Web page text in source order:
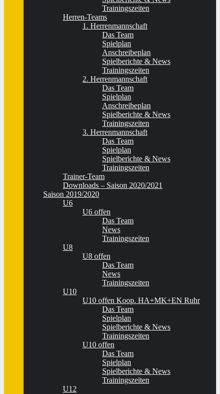
Trainingszeiten
Herren-Teams
1. Herrenmannschaft
Das Team
Spielplan
Anschreibeplan
Spielberichte & News
Trainingszeiten
2. Herrenmannschaft
Das Team
Spielplan
Anschreibeplan
Spielberichte & News
Trainingszeiten
3. Herrenmannschaft
Das Team
Spielplan
Spielberichte & News
Trainingszeiten
Trainer-Team
Downloads – Saison 2020/2021
Saison 2019/2020
U6
U6 offen
Das Team
News
Trainingszeiten
U8
U8 offen
Das Team
News
Trainingszeiten
U10
U10 offen Koop. HA+MK+EN Ruhr
Das Team
Spielplan
Spielberichte & News
Trainingszeiten
U10 offen
Das Team
Spielplan
Spielberichte & News
Trainingszeiten
U12